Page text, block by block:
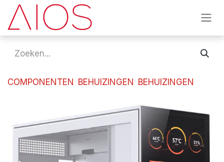
Overslaan naar inhoud
COMPONENTEN BEHUIZINGEN BEHUIZINGEN